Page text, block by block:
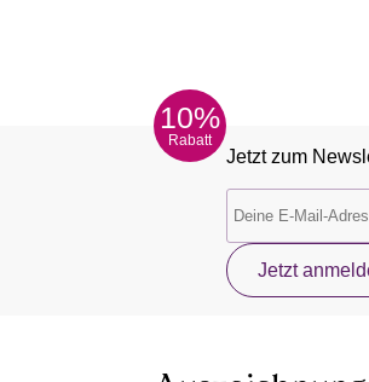
10%
Rabatt
Jetzt zum
Jetzt